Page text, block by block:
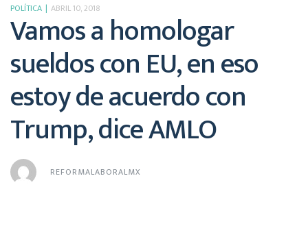
POLÍTICA ABRIL 10, 2018
Vamos a homologar
sueldos con EU, en eso
estoy de acuerdo con
Trump, dice AMLO
REFORMALABORALMX